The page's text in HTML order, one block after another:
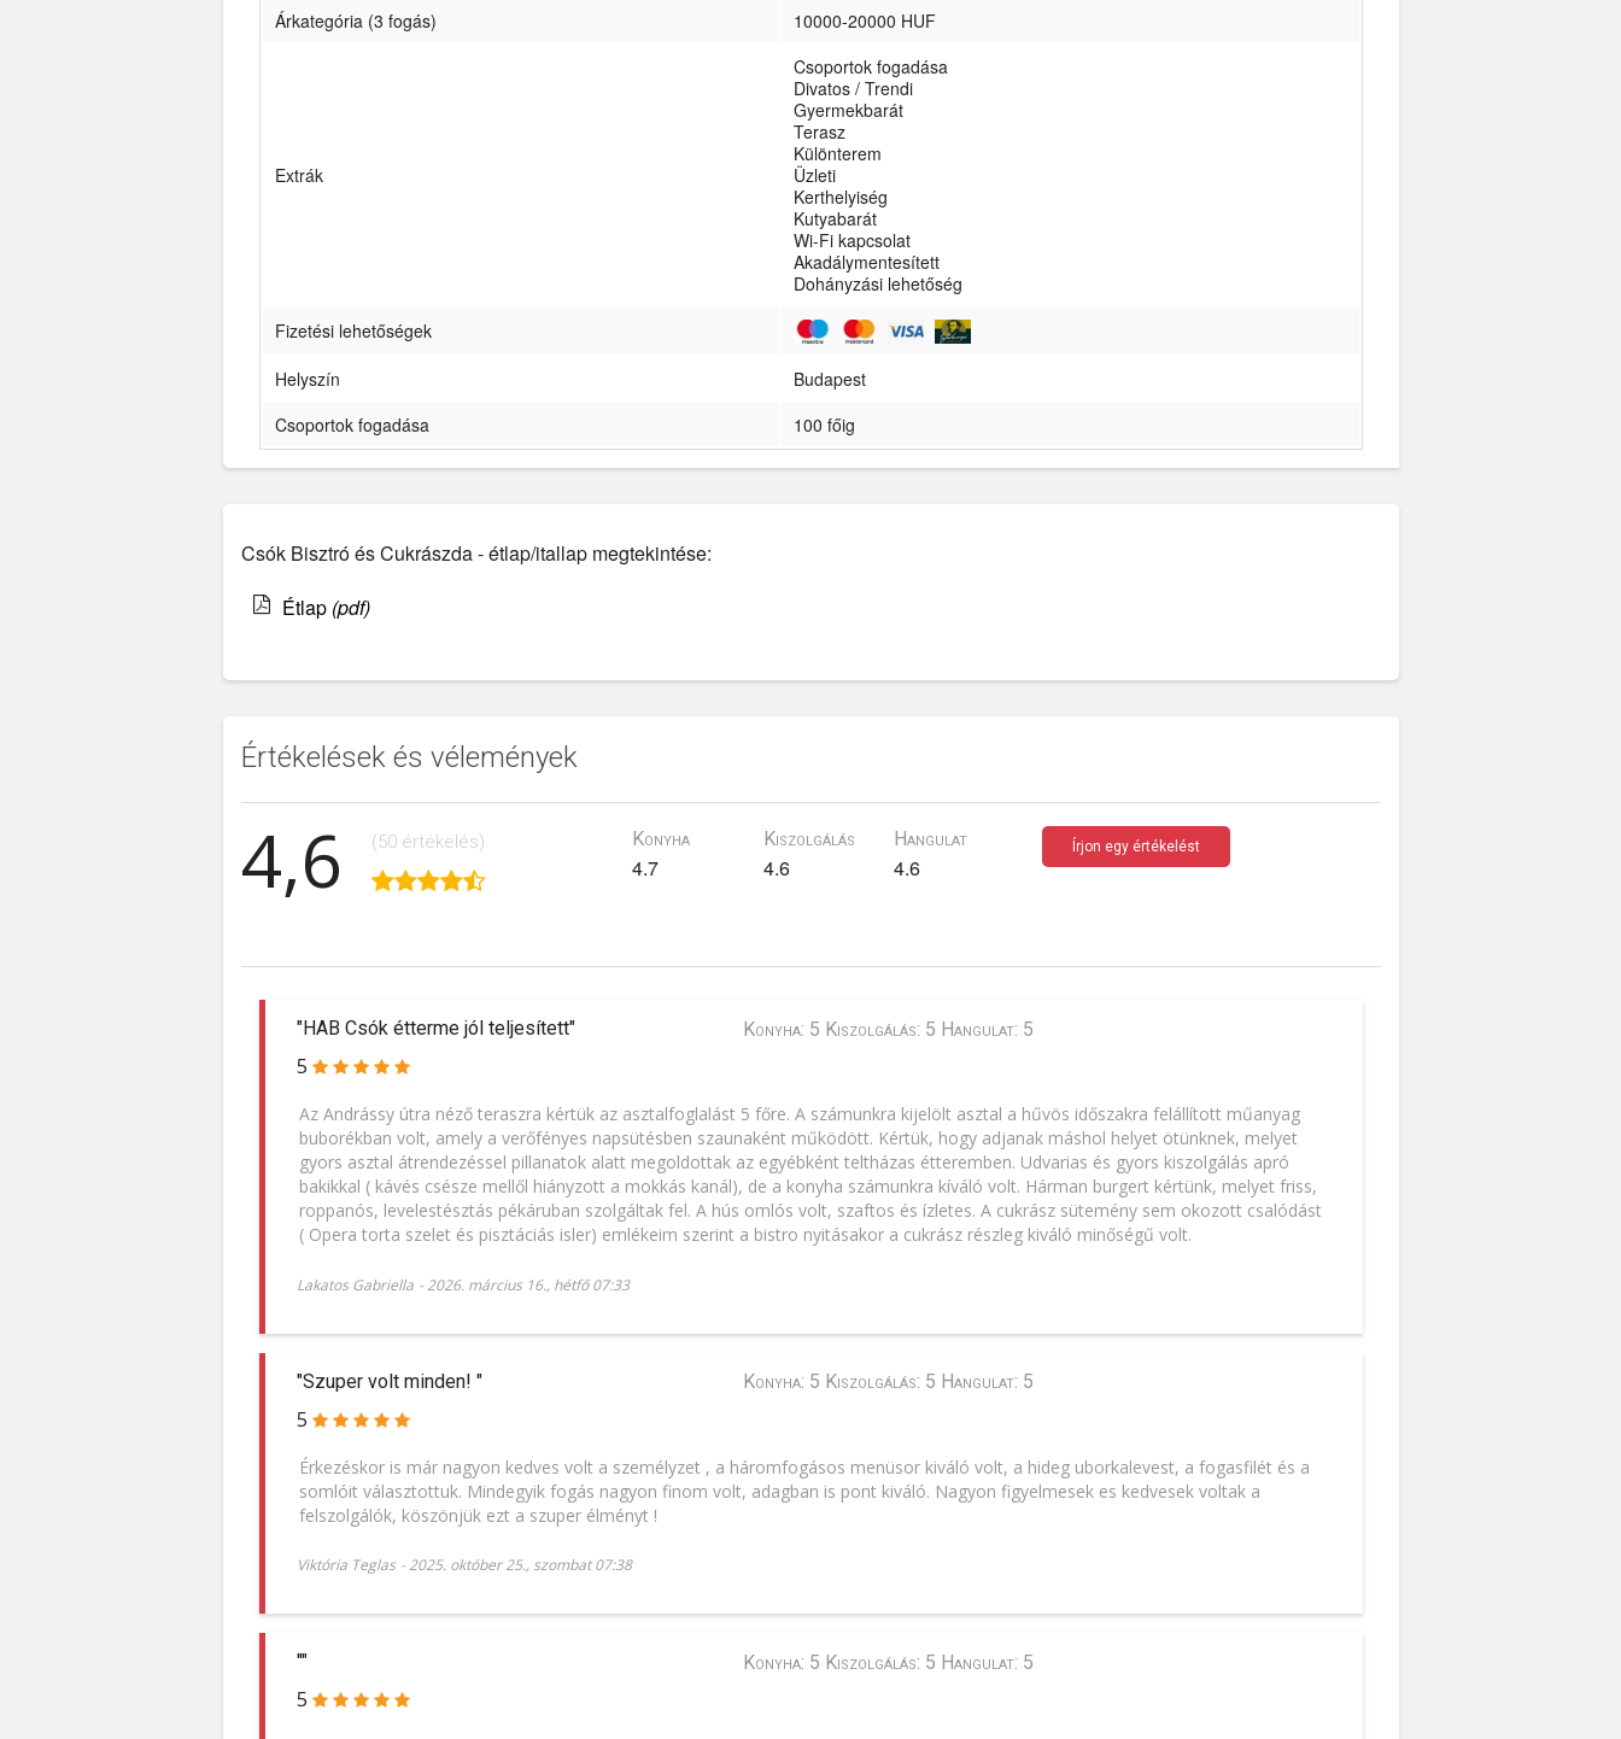
Árkategória (3 fogás)
10000-20000 HUF
Extrák
Csoportok fogadása
Divatos / Trendi
Gyermekbarát
Terasz
Különterem
Üzleti
Kerthelyiség
Kutyabarát
Wi-Fi kapcsolat
Akadálymentesített
Dohányzási lehetőség
Fizetési lehetőségek
Helyszín
Budapest
Csoportok fogadása
100 főig
Csók Bisztró és Cukrászda - étlap/itallap megtekintése:
Étlap (pdf)
Értékelések és vélemények
4,6 (50 értékelés) Konyha
4.7
Kiszolgálás
4.6
Hangulat
4.6
Írjon egy értékelést
"HAB Csók étterme jól teljesített"
5
Konyha: 5 Kiszolgálás: 5 Hangulat: 5
Az Andrássy útra néző teraszra kértük az asztalfoglalást 5 főre. A számunkra kijelölt asztal a hűvös időszakra felállított műanyag
buborékban volt, amely a verőfényes napsütésben szaunaként működött. Kértük, hogy adjanak máshol helyet ötünknek, melyet
gyors asztal átrendezéssel pillanatok alatt megoldottak az egyébként teltházas étteremben. Udvarias és gyors kiszolgálás apró
bakikkal ( kávés csésze mellől hiányzott a mokkás kanál), de a konyha számunkra kíváló volt. Hárman burgert kértünk, melyet friss,
roppanós, levelestésztás pékáruban szolgáltak fel. A hús omlós volt, szaftos és ízletes. A cukrász sütemény sem okozott csalódást
( Opera torta szelet és pisztáciás isler) emlékeim szerint a bistro nyitásakor a cukrász részleg kiváló minőségű volt.
Lakatos Gabriella -2026. március 16., hétfő 07:33
"Szuper volt minden! "
5
Konyha: 5 Kiszolgálás: 5 Hangulat: 5
Érkezéskor is már nagyon kedves volt a személyzet , a háromfogásos menüsor kiváló volt, a hideg uborkalevest, a fogasfilét és a
somlóit választottuk. Mindegyik fogás nagyon finom volt, adagban is pont kiváló. Nagyon figyelmesek es kedvesek voltak a
felszolgálók, köszönjük ezt a szuper élményt !
Viktória Teglas -2025. október 25., szombat 07:38
""
5
Konyha: 5 Kiszolgálás: 5 Hangulat: 5